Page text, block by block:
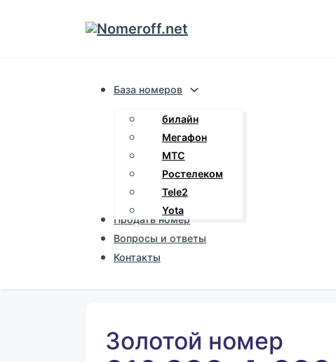
База номеров
билайн
Мегафон
МТС
Ростелеком
Tele2
Yota
Продать номер
Вопросы и ответы
Контакты
Золотой номер